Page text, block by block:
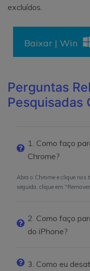
excluídos.
Baixar | Win
Perguntas
Pesquisadas
1. Como faço
Chrome?
Abra o Chrome e clique nos
seguida, clique em
2. Como faço
do iPhone?
3. Como eu